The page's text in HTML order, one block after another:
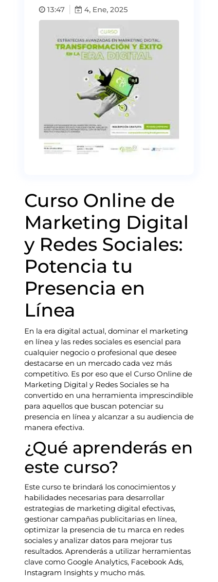
13:47 4, Ene, 2025
Curso Online de
Marketing Digital
y Redes Sociales:
Potencia tu
Presencia en
Línea
En la era digital actual, dominar el marketing
en línea y las redes sociales es esencial para
cualquier negocio o profesional que desee
destacarse en un mercado cada vez más
competitivo. Es por eso que el Curso Online de
Marketing Digital y Redes Sociales se ha
convertido en una herramienta imprescindible
para aquellos que buscan potenciar su
presencia en línea y alcanzar a su audiencia de
manera efectiva.
¿Qué aprenderás en
este curso?
Este curso te brindará los conocimientos y
habilidades necesarias para desarrollar
estrategias de marketing digital efectivas,
gestionar campañas publicitarias en línea,
optimizar la presencia de tu marca en redes
sociales y analizar datos para mejorar tus
resultados. Aprenderás a utilizar herramientas
clave como Google Analytics, Facebook Ads,
Instagram Insights y mucho más.